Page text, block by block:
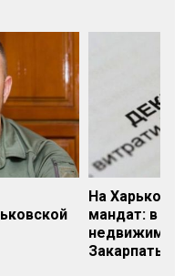
На
мандат: в
Закарпатье